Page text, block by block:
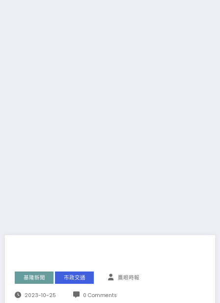
基隆新聞 市政交通 鷹眼時報
2023-10-25 0 Comments